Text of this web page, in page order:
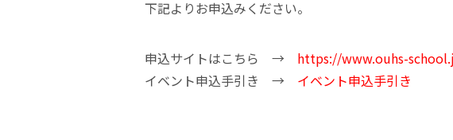
下記よりお申込みください。
申込サイトはこちら → https://www.ouhs-
イベント申込手引き → イベント申込手引き